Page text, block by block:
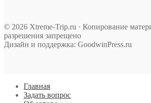
© 2026 Xtreme-Trip.ru · Копирование
разрешения запрещено
Дизайн и поддержка: GoodwinPress.ru
Главная
Задать вопрос